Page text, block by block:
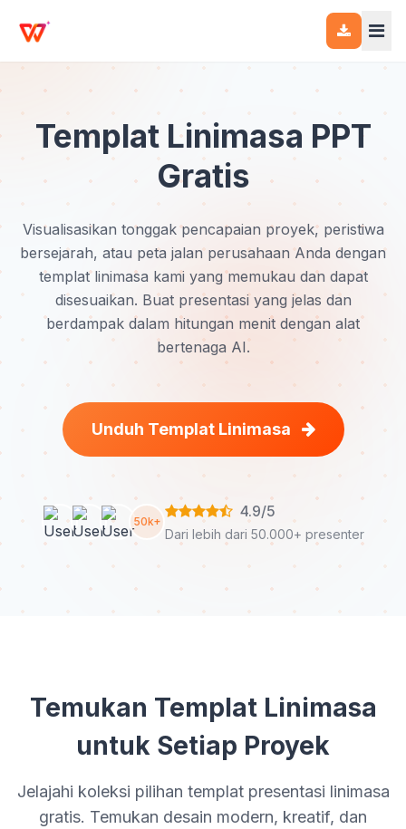
Templat Linimasa PPT
Gratis
Visualisasikan tonggak pencapaian proyek, peristiwa
bersejarah, atau peta jalan perusahaan Anda dengan
templat linimasa kami yang memukau dan dapat
disesuaikan. Buat presentasi yang jelas dan
berdampak dalam hitungan menit dengan alat
bertenaga AI.
Unduh Templat Linimasa
50k+
4.9/5
Dari lebih dari 50.000+ presenter
Temukan Templat Linimasa
untuk Setiap Proyek
Jelajahi koleksi pilihan templat presentasi linimasa
gratis. Temukan desain modern, kreatif, dan